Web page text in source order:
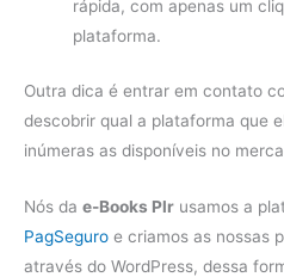
rápida, com apenas um
plataforma.
Outra dica é entrar em contato
descobrir qual a plataforma que
inúmeras as disponíveis no
Nós da e-Books Plr usamos a
PagSeguro e criamos as nossas
através do WordPress, dessa